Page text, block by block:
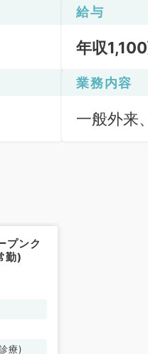
給与
年収
業務内容
一般外来
プンク
勤)
療)